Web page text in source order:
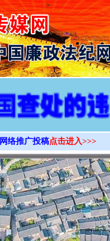
>
网络推广投稿点击进入>>>